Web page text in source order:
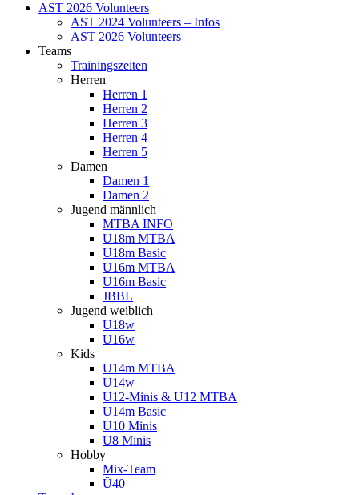
AST 2026 Volunteers
AST 2024 Volunteers – Infos
AST 2026 Volunteers
Teams
Trainingszeiten
Herren
Herren 1
Herren 2
Herren 3
Herren 4
Herren 5
Damen
Damen 1
Damen 2
Jugend männlich
MTBA INFO
U18m MTBA
U18m Basic
U16m MTBA
U16m Basic
JBBL
Jugend weiblich
U18w
U16w
Kids
U14m MTBA
U14w
U12-Minis & U12 MTBA
U14m Basic
U10 Minis
U8 Minis
Hobby
Mix-Team
Ü40